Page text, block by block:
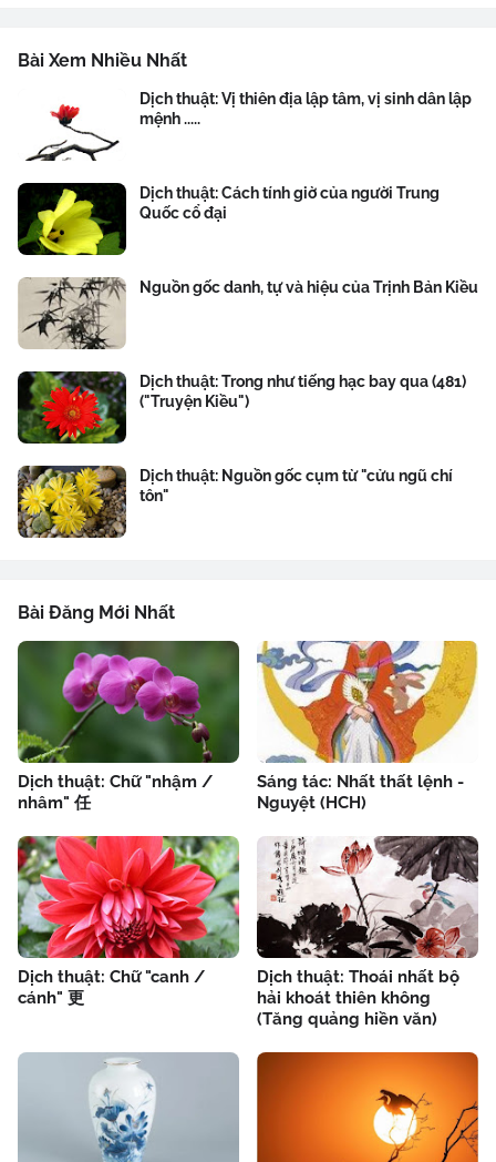
Bài Xem Nhiều Nhất
Dịch thuật: Vị thiên địa lập tâm, vị sinh dân lập
mệnh .....
Dịch thuật: Cách tính giờ của người Trung
Quốc cổ đại
Nguồn gốc danh, tự và hiệu của Trịnh Bản Kiều
Dịch thuật: Trong như tiếng hạc bay qua (481)
("Truyện Kiều")
Dịch thuật: Nguồn gốc cụm từ "cửu ngũ chí
tôn"
Bài Đăng Mới Nhất
Dịch thuật: Chữ "nhậm /
nhâm" 任
Sáng tác: Nhất thất lệnh -
Nguyệt (HCH)
Dịch thuật: Chữ "canh /
cánh" 更
Dịch thuật: Thoái nhất bộ
hải khoát thiên không
(Tăng quảng hiền văn)